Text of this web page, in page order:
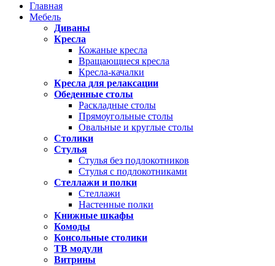
Главная
Мебель
Диваны
Кресла
Кожаные кресла
Вращающиеся кресла
Кресла-качалки
Кресла для релаксации
Обеденные столы
Раскладные столы
Прямоугольные столы
Овальные и круглые столы
Столики
Стулья
Стулья без подлокотников
Стулья с подлокотниками
Стеллажи и полки
Стеллажи
Настенные полки
Книжные шкафы
Комоды
Консольные столики
ТВ модули
Витрины